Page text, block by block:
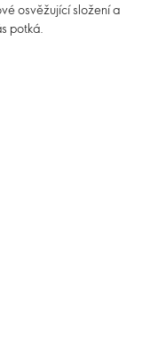
osvěžující složení a
potká.